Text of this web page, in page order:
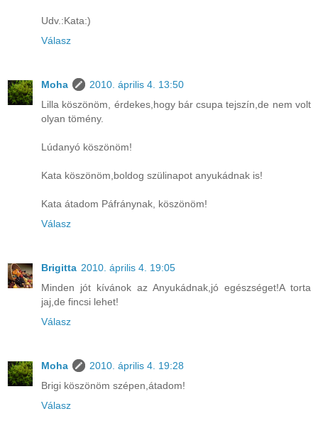
Udv.:Kata:)
Válasz
Moha
2010. április 4. 13:50
Lilla köszönöm, érdekes,hogy bár csupa tejszín,de nem volt
olyan tömény.
Lúdanyó köszönöm!
Kata köszönöm,boldog szülinapot anyukádnak is!
Kata átadom Páfránynak, köszönöm!
Válasz
Brigitta 2010. április 4. 19:05
Minden jót kívánok az Anyukádnak,jó egészséget!A torta
jaj,de fincsi lehet!
Válasz
Moha
2010. április 4. 19:28
Brigi köszönöm szépen,átadom!
Válasz